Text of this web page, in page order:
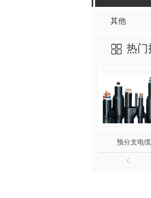
其他
热门
预分支电